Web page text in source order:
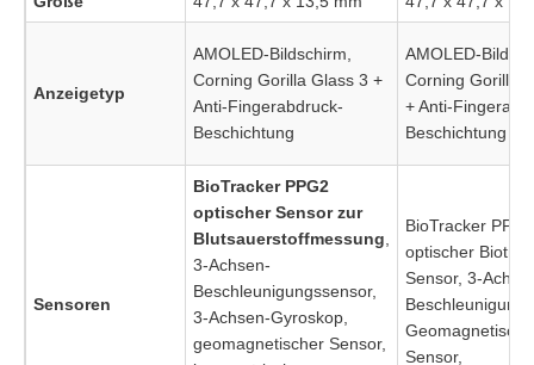
Anzeigetyp
AMOLED-Bildschirm,
Corning Gorilla Glass 3 +
Anti-Fingerabdruck-
Beschichtung
AMOLED-
Corning Gorilla
+ Anti-
Beschichtung
Sensoren
BioTracker PPG2
optischer Sensor zur
Blutsauerstoffmessung,
3-Achsen-
Beschleunigungssensor,
3-Achsen-Gyroskop,
geomagnetischer Sensor,
BioTracker PPG
optischer
Sensor, 3-
Sensor,